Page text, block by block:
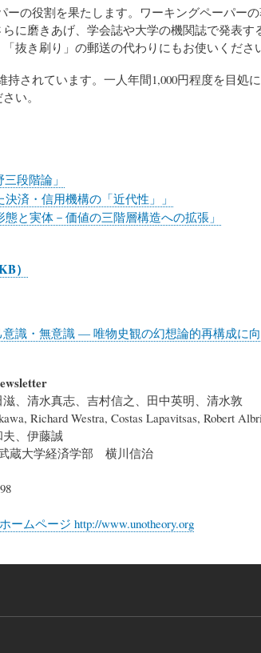
ーの役割を果たします。ワーキングペーパー
に磨きあげ、学会誌や大学の機関誌で発表
抜き刷り」の郵送の代わりにもお使いくださ
持されています。一人年間1,000円程度を目
い。
段階論」
済・信用機構の「近代性」」
と実体－価値の三階層構造への拡張」
）
識・無意識 ― 唯物史観の幻想論的再構成に
、清水真志、吉村信之、田中英明、清水敦
Richard Westra, Costas Lapavitsas, Robert
、伊藤誠
蔵大学経済学部 横川信治
ムページ http://www.unotheory.org